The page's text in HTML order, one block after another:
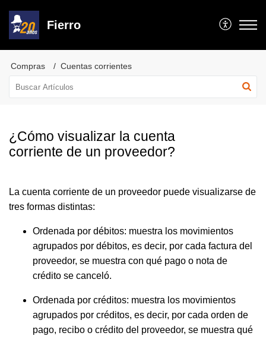
Fierro
Compras Cuentas corrientes
¿Cómo visualizar la cuenta
corriente de un proveedor?
La cuenta corriente de un proveedor puede visualizarse de
tres formas distintas:
Ordenada por débitos: muestra los movimientos
agrupados por débitos, es decir, por cada factura del
proveedor, se muestra con qué pago o nota de
crédito se canceló.
Ordenada por créditos: muestra los movimientos
agrupados por créditos, es decir, por cada orden de
pago, recibo o crédito del proveedor, se muestra qué